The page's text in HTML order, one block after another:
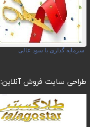
سرمایه گذاری با سود عالی
طراحی سایت فروش آنلاین: